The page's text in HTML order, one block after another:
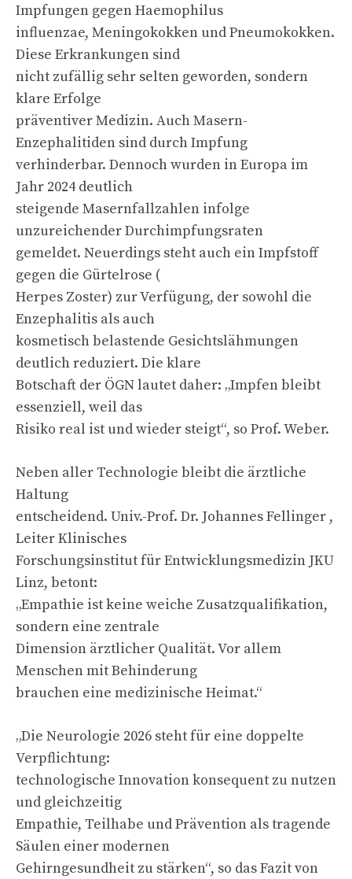
Impfungen gegen Haemophilus
influenzae, Meningokokken und Pneumokokken.
Diese Erkrankungen sind
nicht zufällig sehr selten geworden, sondern
klare Erfolge
präventiver Medizin. Auch Masern-
Enzephalitiden sind durch Impfung
verhinderbar. Dennoch wurden in Europa im
Jahr 2024 deutlich
steigende Masernfallzahlen infolge
unzureichender Durchimpfungsraten
gemeldet. Neuerdings steht auch ein Impfstoff
gegen die Gürtelrose (
Herpes Zoster) zur Verfügung, der sowohl die
Enzephalitis als auch
kosmetisch belastende Gesichtslähmungen
deutlich reduziert. Die klare
Botschaft der ÖGN lautet daher: „Impfen bleibt
essenziell, weil das
Risiko real ist und wieder steigt“, so Prof. Weber.
Neben aller Technologie bleibt die ärztliche
Haltung
entscheidend. Univ.-Prof. Dr. Johannes Fellinger ,
Leiter Klinisches
Forschungsinstitut für Entwicklungsmedizin JKU
Linz, betont:
„Empathie ist keine weiche Zusatzqualifikation,
sondern eine zentrale
Dimension ärztlicher Qualität. Vor allem
Menschen mit Behinderung
brauchen eine medizinische Heimat.“
„Die Neurologie 2026 steht für eine doppelte
Verpflichtung:
technologische Innovation konsequent zu nutzen
und gleichzeitig
Empathie, Teilhabe und Prävention als tragende
Säulen einer modernen
Gehirngesundheit zu stärken“, so das Fazit von